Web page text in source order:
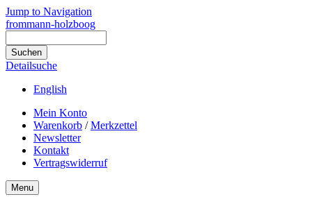
Jump to Navigation
frommann-holzboog
Detailsuche
English
Mein Konto
Warenkorb /Merkzettel
Newsletter
Kontakt
Vertragswiderruf
Menu